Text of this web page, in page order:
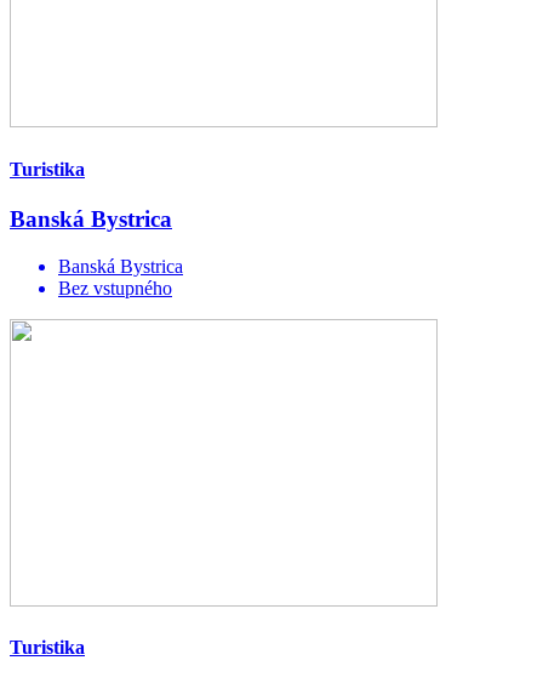
Turistika
Banská Bystrica
Banská Bystrica
Bez vstupného
Turistika